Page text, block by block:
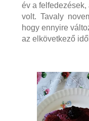
év a
volt. Tavaly
hogy ennyire
az elkövetkező